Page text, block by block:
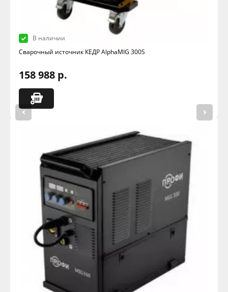
В наличии
Сварочный источник КЕДР AlphaMIG 300S
158 988 р.